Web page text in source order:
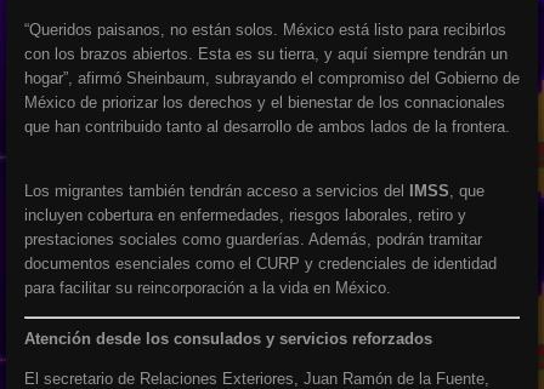
“Queridos paisanos, no están solos. México está listo para recibirlos
con los brazos abiertos. Esta es su tierra, y aquí siempre tendrán un
hogar”, afirmó Sheinbaum, subrayando el compromiso del Gobierno de
México de priorizar los derechos y el bienestar de los connacionales
que han contribuido tanto al desarrollo de ambos lados de la frontera.
Los migrantes también tendrán acceso a servicios del IMSS, que
incluyen cobertura en enfermedades, riesgos laborales, retiro y
prestaciones sociales como guarderías. Además, podrán tramitar
documentos esenciales como el CURP y credenciales de identidad
para facilitar su reincorporación a la vida en México.
Atención desde los consulados y servicios reforzados
El secretario de Relaciones Exteriores, Juan Ramón de la Fuente,